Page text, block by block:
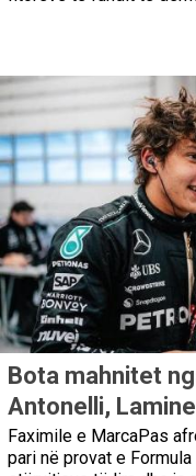
Bota mahnitet
Antonelli, Lamine
Faximile e MarcaPas
pari në provat e